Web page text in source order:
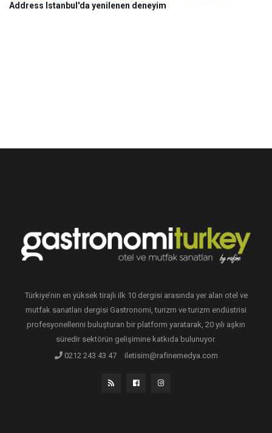
Address Istanbul'da yenilenen deneyim
Türkiye’nin en yüksek tirajlı ilk 10 dergisi arasında yer alan otel ve
mutfak sanatları dergisi Gastronomi, turizm ve turizm endüstrisi
profesyonellerini buluşturan bir platform yaratarak, 20 yılı aşkın
süredir sektörün gelişimine katkıda bulunuyor.
0212 243 43 47
iletisim@rafinemedya.com